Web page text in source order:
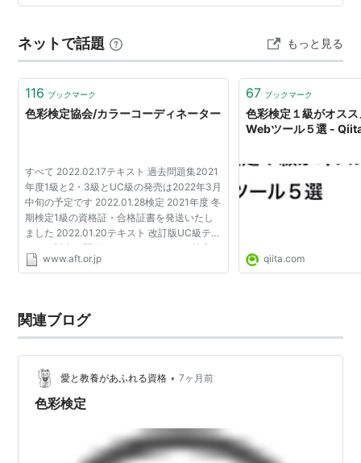
「萌黄色の着ぐるみ」と言う人もあんまりいないと思い
名をどんどん忘れていったわけです。 これはやばいと思
って再度「iroben」で目を慣らすようになりました。 私
は…どうやら青の細かい違いが分…
ネットで話題 もっと見る
116 ブックマーク
色彩検定協会/カラーコーディネーター
すべて 2022.02.17テキスト 過去問題集2021
年度1級と2・3級とUC級の発売は2022年3月
中旬の予定です 2022.01.28検定 2021年度 冬
期検定1級の資格証・合格証書を発送いたし
ました 2022.01.20テキスト 改訂版UC級テキ
ストの販売を開始しました 2021.12.20検定
2021年度 冬期検定(2級・3級・ＵＣ級）の資
www.aft.or.jp
67 ブックマーク
色彩検定１級がオス
Webツール５選 -
qiita.com
関連ブログ
愛と教養があふれる資格 • 7ヶ月前
色彩検定